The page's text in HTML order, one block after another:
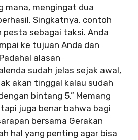
mana, mengingat dua
Singkatnya, contoh
pesta sebagai taksi. Anda
ke tujuan Anda dan
alasan
sudah jelas sejak awal,
akan tinggal kalau sudah
bintang 5.” Memang
juga benar bahwa bagi
bersama Gerakan
hal yang penting agar bisa